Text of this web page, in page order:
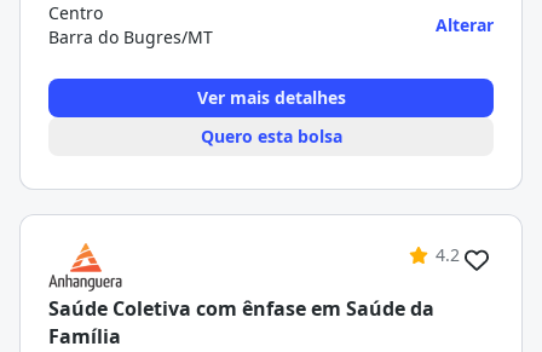
Centro
Barra do Bugres/MT
Alterar
Ver mais detalhes
Quero esta bolsa
4.2
Saúde Coletiva com ênfase em Saúde da
Família